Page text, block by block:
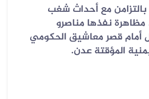
بالتزامن مع أحداث شغب
نفذها مناصرو
أمام قصر معاشيق الحكومي
المؤقتة عدن.